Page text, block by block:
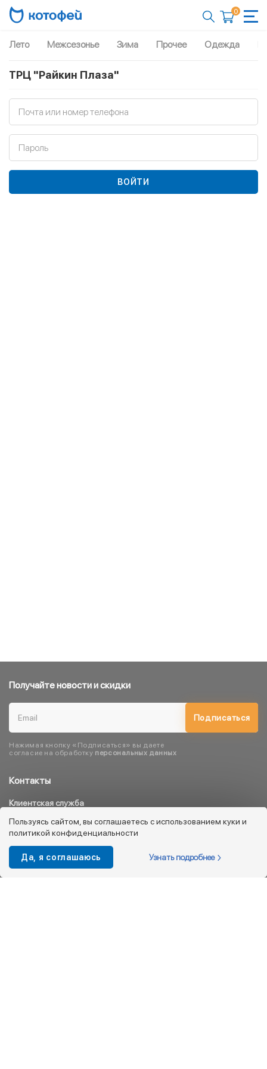
0
Лето Межсезонье Зима Прочее Одежда
ТРЦ "Райкин Плаза"
Почта или номер телефона
Пароль
ВОЙТИ
Контакты
Клиентская служба
8 800 333 08 45
info@kotofey.ru
Магазины в Москва (50)
Получайте новости и скидки
Подписаться
Нажимая кнопку «Подписаться» вы даете
согласие на обработку персональных данных
Пользуясь сайтом, вы соглашаетесь с использованием куки и
политикой конфиденциальности
Да, я соглашаюсь Узнать подробнее